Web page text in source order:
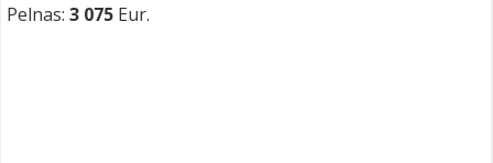
Pelnas: 3 075 Eur.